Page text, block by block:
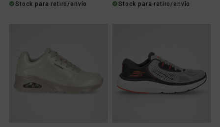
Stock para retiro/envío
Stock para retiro/envío